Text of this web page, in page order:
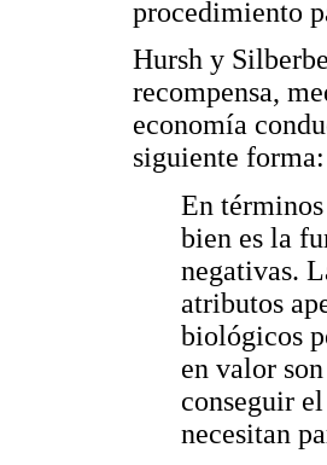
procedimiento
Hursh y
recompensa,
economía
siguiente forma:
En
bien es la
negativas.
atributos
biológicos
en valor
conseguir
necesitan